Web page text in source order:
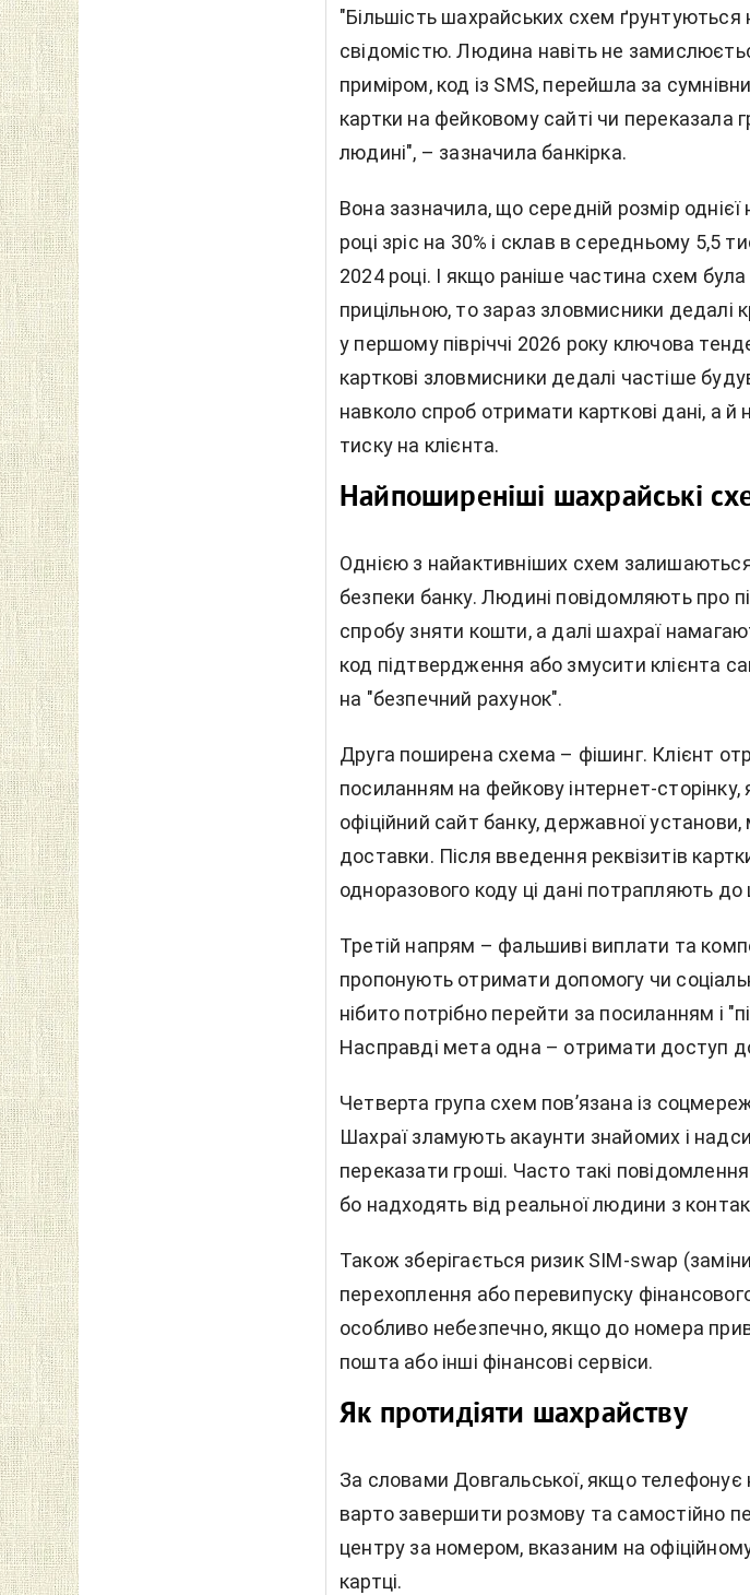
"Більшість шахрайських схем ґрунтуються
свідомістю. Людина навіть не
приміром, код із SMS, перейшла за
картки на фейковому сайті чи переказала
людині", – зазначила банкірка.
Вона зазначила, що середній розмір однієї
році зріс на 30% і склав в середньому 5,5
2024 році. І якщо раніше частина схем
прицільною, то зараз зловмисники дедалі
у першому півріччі 2026 року ключова
карткові зловмисники дедалі частіше
навколо спроб отримати карткові дані, а й
тиску на клієнта.
Найпоширеніші шахрайські
Однією з найактивніших схем
безпеки банку. Людині повідомляють про
спробу зняти кошти, а далі шахраї
код підтвердження або змусити клієнта
на "безпечний рахунок".
Друга поширена схема – фішинг. Клієнт
посиланням на фейкову інтернет-
офіційний сайт банку, державної
доставки. Після введення реквізитів
одноразового коду ці дані потрапляють до
Третій напрям – фальшиві виплати та
пропонують отримати допомогу чи
нібито потрібно перейти за посиланням і
Насправді мета одна – отримати доступ
Четверта група схем пов’язана із
Шахраї зламують акаунти знайомих і
переказати гроші. Часто такі
бо надходять від реальної людини з
Також зберігається ризик SIM-swap
перехоплення або перевипуску
особливо небезпечно, якщо до номера
пошта або інші фінансові сервіси.
Як протидіяти шахрайству
За словами Довгальської, якщо телефонує
варто завершити розмову та самостійно
центру за номером, вказаним на офіційному
картці.